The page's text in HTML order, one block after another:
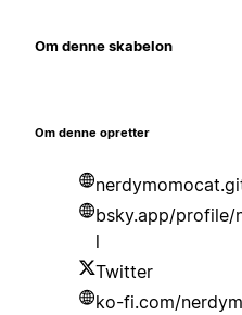
Om denne skabelon
Om denne opretter
bsky.app/profile/
l
Twitter
ko-fi.com/